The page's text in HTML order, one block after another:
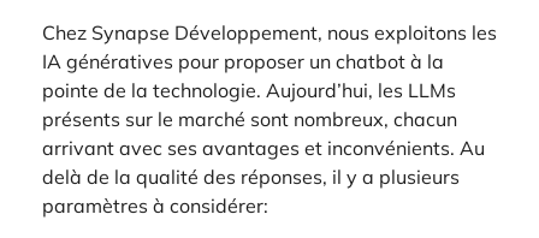
Chez Synapse Développement, nous exploitons les
IA génératives pour proposer un chatbot à la
pointe de la technologie. Aujourd’hui, les LLMs
présents sur le marché sont nombreux, chacun
arrivant avec ses avantages et inconvénients. Au
delà de la qualité des réponses, il y a plusieurs
paramètres à considérer: